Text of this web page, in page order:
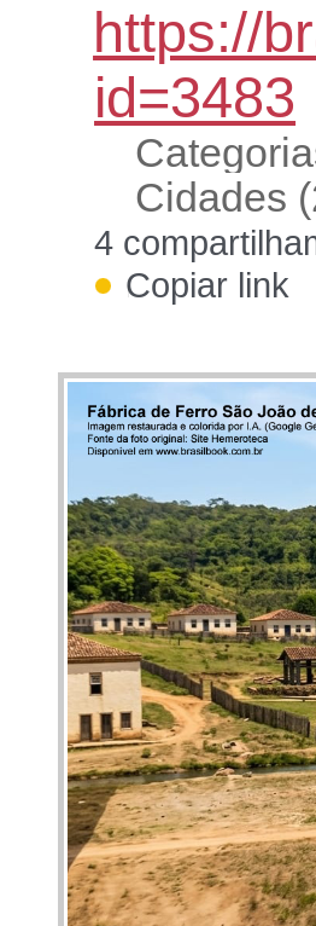
https://
id=3483
4
Copiar link